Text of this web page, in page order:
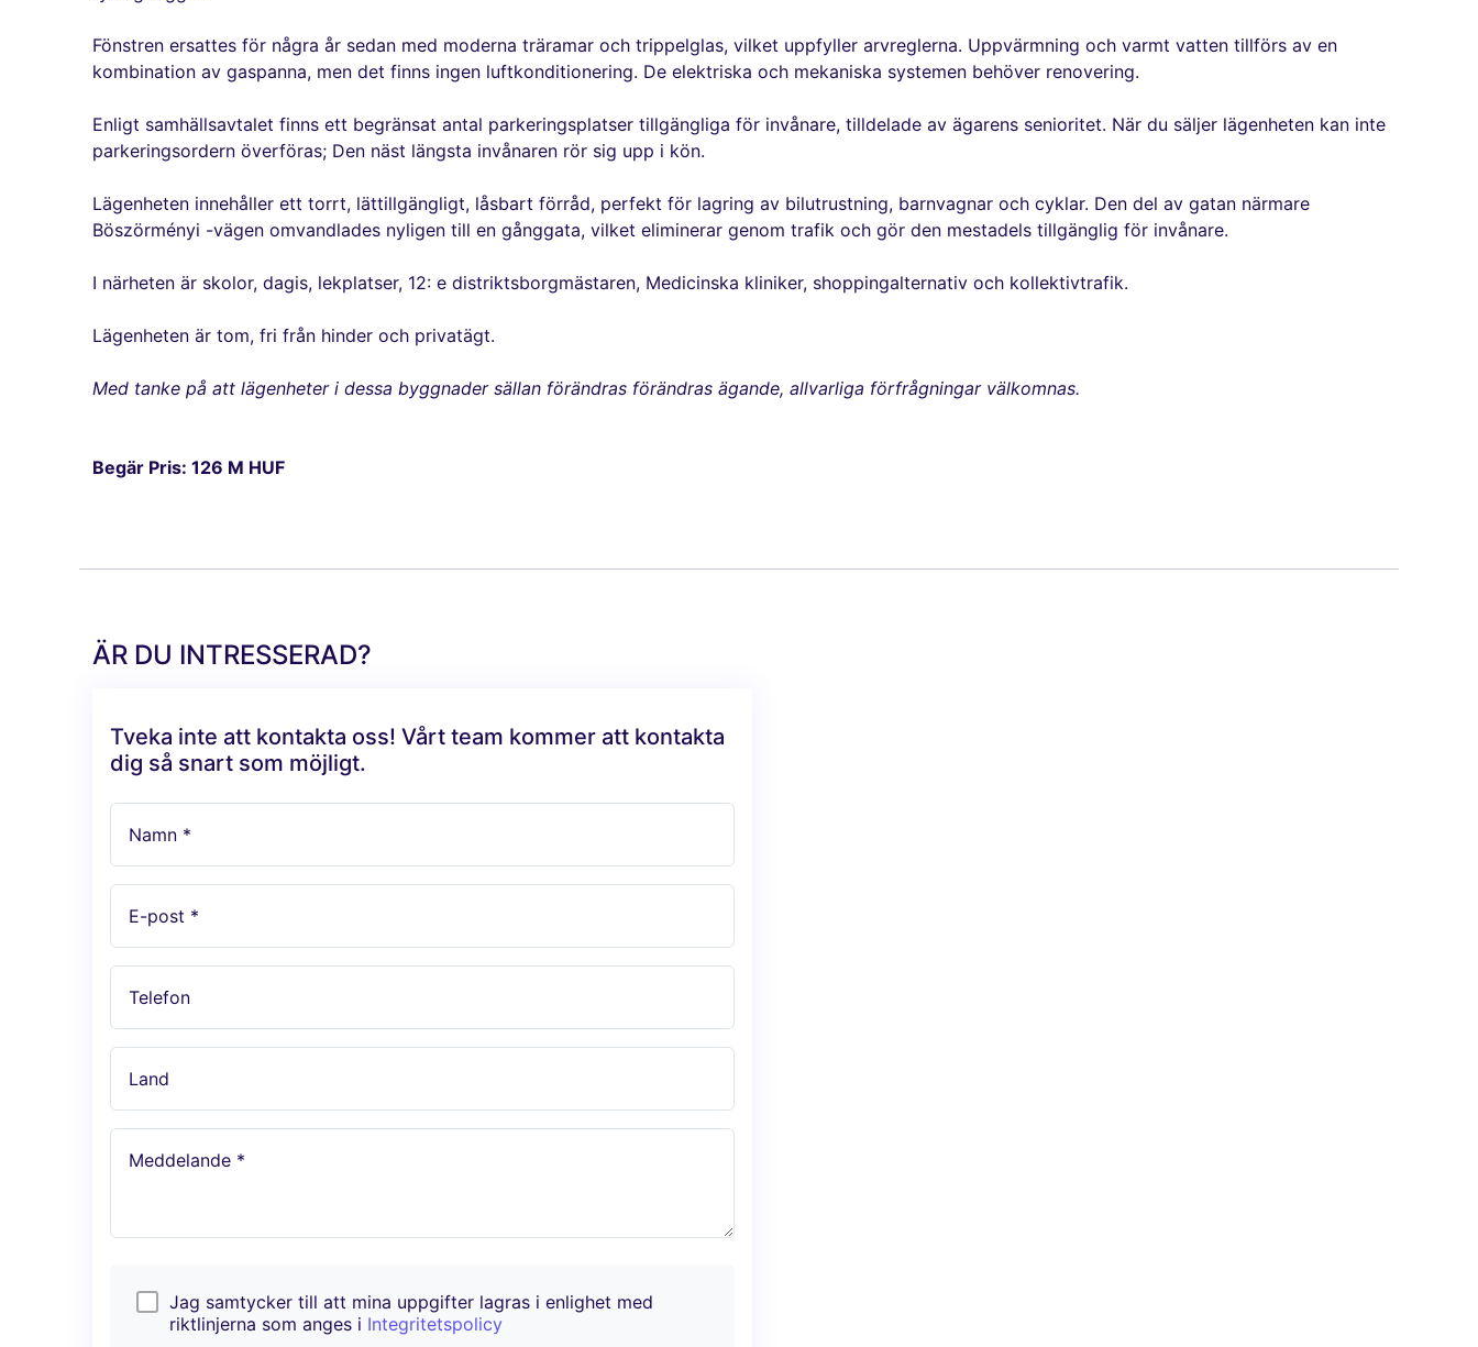
Fönstren ersattes för några år sedan med moderna träramar och trippelglas, vilket uppfyller arvreglerna. Uppvärmning och varmt vatten tillförs av en
kombination av gaspanna, men det finns ingen luftkonditionering. De elektriska och mekaniska systemen behöver renovering.
Enligt samhällsavtalet finns ett begränsat antal parkeringsplatser tillgängliga för invånare, tilldelade av ägarens senioritet. När du säljer lägenheten kan inte
parkeringsordern överföras; Den näst längsta invånaren rör sig upp i kön.
Lägenheten innehåller ett torrt, lättillgängligt, låsbart förråd, perfekt för lagring av bilutrustning, barnvagnar och cyklar. Den del av gatan närmare
Böszörményi -vägen omvandlades nyligen till en gånggata, vilket eliminerar genom trafik och gör den mestadels tillgänglig för invånare.
I närheten är skolor, dagis, lekplatser, 12: e distriktsborgmästaren, Medicinska kliniker, shoppingalternativ och kollektivtrafik.
Lägenheten är tom, fri från hinder och privatägt.
Med tanke på att lägenheter i dessa byggnader sällan förändras förändras ägande, allvarliga förfrågningar välkomnas.
Begär Pris: 126 M HUF
ÄR DU INTRESSERAD?
Tveka inte att kontakta oss! Vårt team kommer att kontakta
dig så snart som möjligt.
Namn *
E-post *
Telefon
Land
Meddelande *
Jag samtycker till att mina uppgifter lagras i enlighet med
riktlinjerna som anges i Integritetspolicy